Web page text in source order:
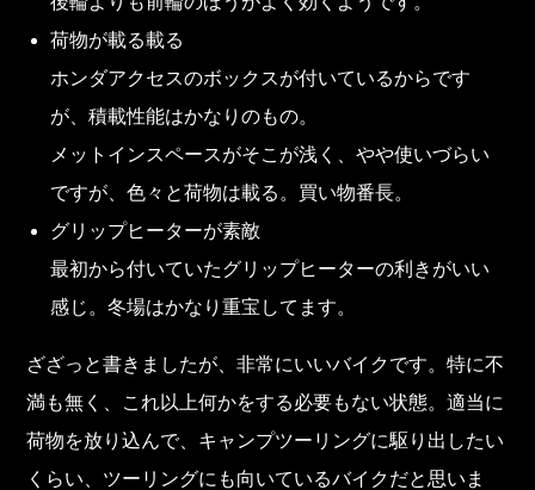
荷物が載る載る
ホンダアクセスのボックスが付いているからです
が、積載性能はかなりのもの。
メットインスペースがそこが浅く、やや使いづらい
ですが、色々と荷物は載る。買い物番長。
グリップヒーターが素敵
最初から付いていたグリップヒーターの利きがいい
感じ。冬場はかなり重宝してます。
ざざっと書きましたが、非常にいいバイクです。特に不
満も無く、これ以上何かをする必要もない状態。適当に
荷物を放り込んで、キャンプツーリングに駆り出したい
くらい、ツーリングにも向いているバイクだと思いま